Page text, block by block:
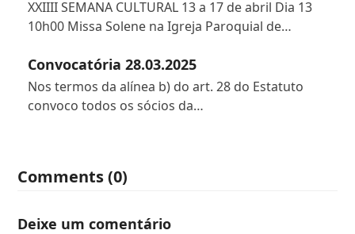
XXIIII SEMANA CULTURAL 13 a 17 de abril Dia 13
10h00 Missa Solene na Igreja Paroquial de…
Convocatória 28.03.2025
Nos termos da alínea b) do art. 28 do Estatuto
convoco todos os sócios da…
Comments (0)
Deixe um comentário